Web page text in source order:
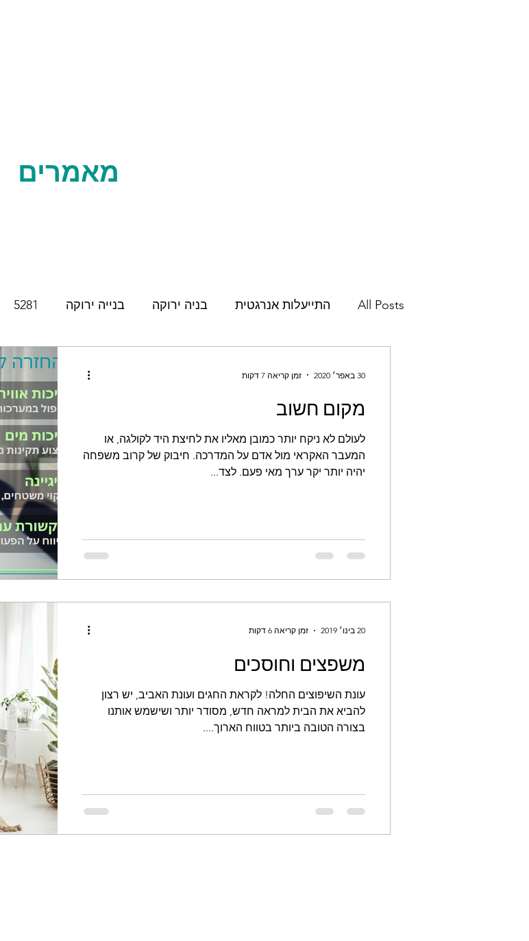
מאמרים
All Posts התייעלות אנרגטית בניה ירוקה בנייה ירוקה 5281
החזר השקעה
הערכת מחזור חיים 14000
p10 דירוג אנרגטי תווית אנרגיה שיפוץ
מקום חשוב
לעולם לא ניקח יותר כמובן מאליו את לחיצת היד לקולגה, או
המעבר האקראי מול אדם על המדרכה. חיבוק של קרוב משפחה
יהיה יותר יקר ערך מאי פעם. לצד...
30 באפר׳ 2020 זמן קריאה 7 דקות
משפצים וחוסכים
עונת השיפוצים החלה! לקראת החגים ועונת האביב, יש רצון
להביא את הבית למראה חדש, מסודר יותר ושישמש אותנו
בצורה הטובה ביותר בטווח הארוך....
20 בינו׳ 2019 זמן קריאה 6 דקות